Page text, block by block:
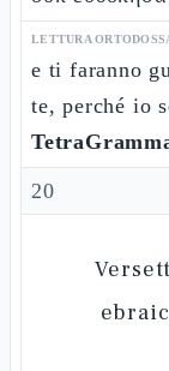
LETTURA
e ti faranno
te, perché io
20